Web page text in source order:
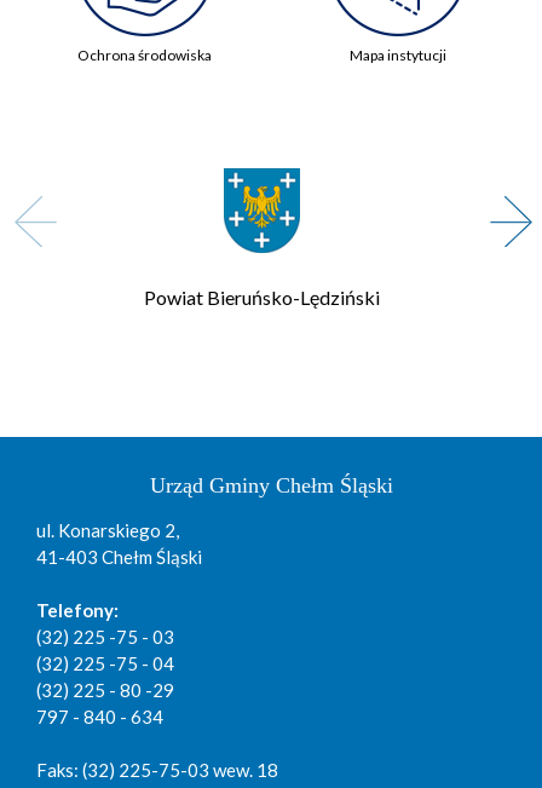
Ochrona środowiska Mapa instytucji
Powiat Bieruńsko-Lędziński
Urząd Gminy Chełm Śląski
ul. Konarskiego 2,
41-403 Chełm Śląski
Telefony:
(32) 225 -75 - 03
(32) 225 -75 - 04
(32) 225 - 80 -29
797 - 840 - 634
Faks: (32) 225-75-03 wew. 18